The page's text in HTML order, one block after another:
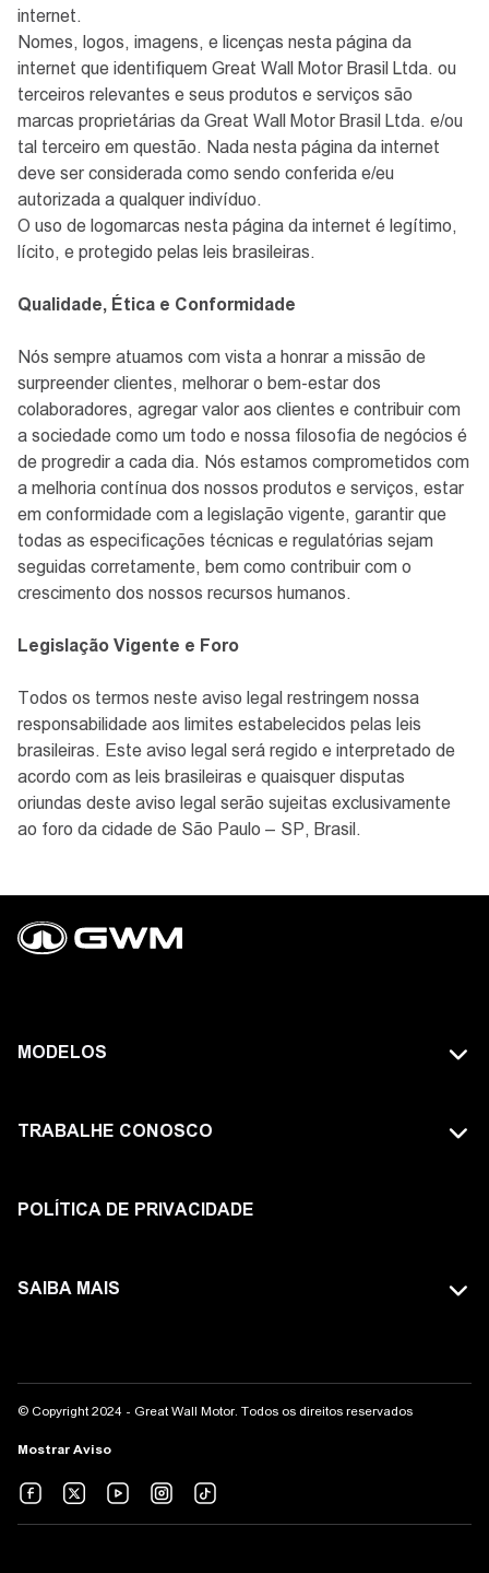
internet.
Nomes, logos, imagens, e licenças nesta página da
internet que identifiquem Great Wall Motor Brasil Ltda. ou
terceiros relevantes e seus produtos e serviços são
marcas proprietárias da Great Wall Motor Brasil Ltda. e/ou
tal terceiro em questão. Nada nesta página da internet
deve ser considerada como sendo conferida e/eu
autorizada a qualquer indivíduo.
O uso de logomarcas nesta página da internet é legítimo,
lícito, e protegido pelas leis brasileiras.
Qualidade, Ética e Conformidade
Nós sempre atuamos com vista a honrar a missão de
surpreender clientes, melhorar o bem-estar dos
colaboradores, agregar valor aos clientes e contribuir com
a sociedade como um todo e nossa filosofia de negócios é
de progredir a cada dia. Nós estamos comprometidos com
a melhoria contínua dos nossos produtos e serviços, estar
em conformidade com a legislação vigente, garantir que
todas as especificações técnicas e regulatórias sejam
seguidas corretamente, bem como contribuir com o
crescimento dos nossos recursos humanos.
Legislação Vigente e Foro
Todos os termos neste aviso legal restringem nossa
responsabilidade aos limites estabelecidos pelas leis
brasileiras. Este aviso legal será regido e interpretado de
acordo com as leis brasileiras e quaisquer disputas
oriundas deste aviso legal serão sujeitas exclusivamente
ao foro da cidade de São Paulo – SP, Brasil.
MODELOS
HAVAL
POER
TRABALHE CONOSCO
POLÍTICA DE PRIVACIDADE
SAIBA MAIS
AVISO LEGAL
CANAL DE ÉTICA
Mostrar Aviso
© Copyright 2024 - Great Wall Motor. Todos os direitos reservados